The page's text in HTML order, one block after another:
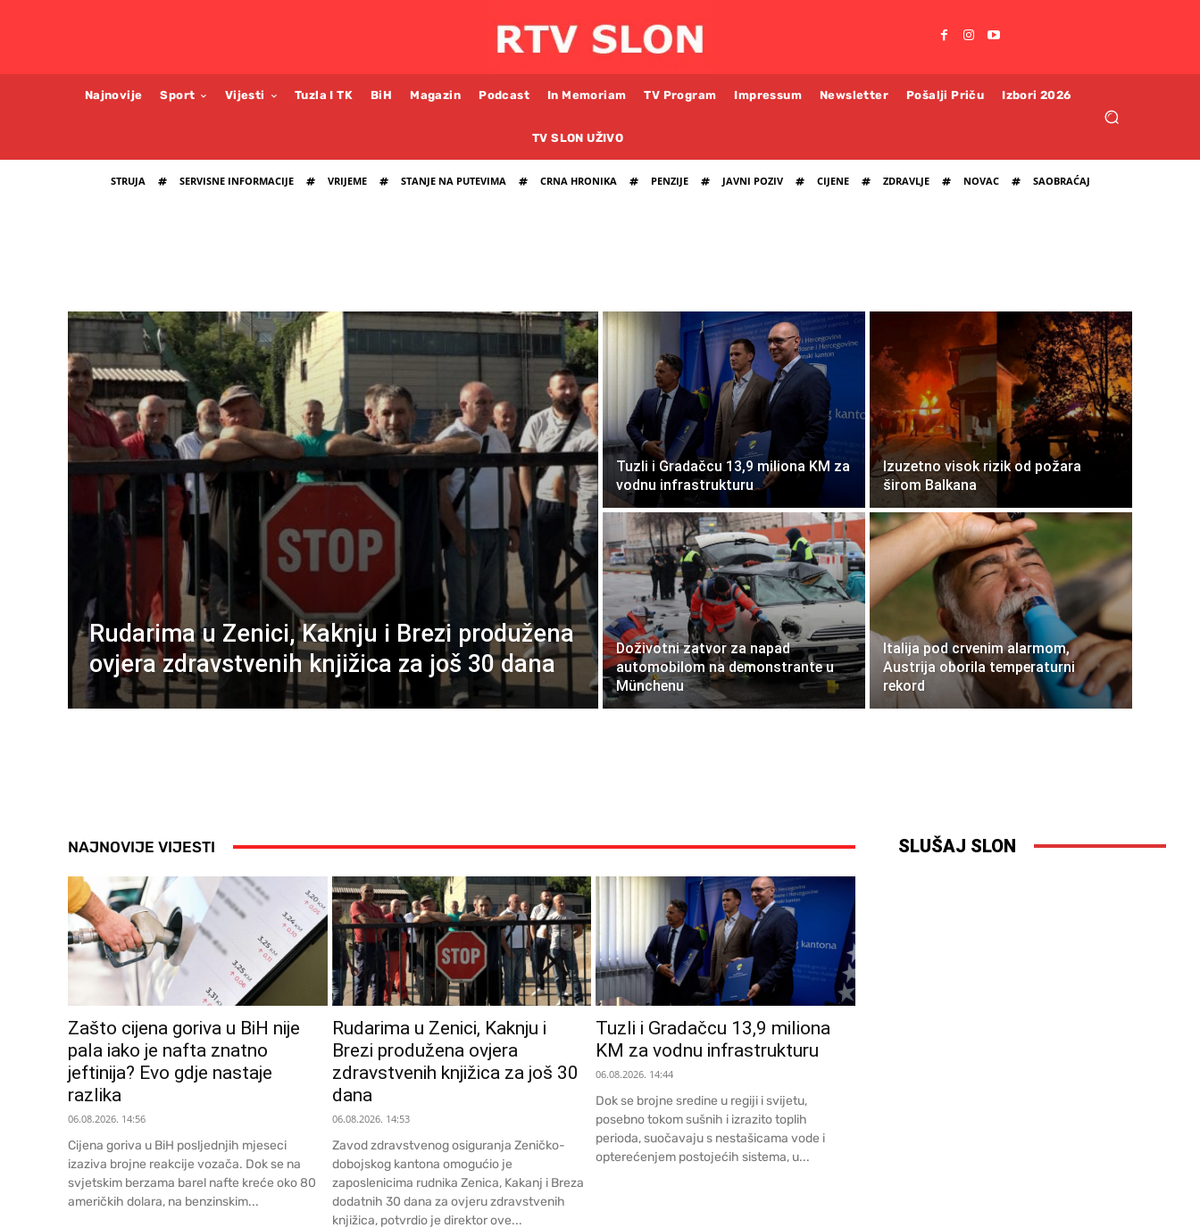
Najnovije Sport Vijesti Tuzla I TK BiH Magazin Podcast In Memoriam TV Program Impressum Newsletter Pošalji Priču Izbori 2026
TV SLON UŽIVO
STRUJA SERVISNE INFORMACIJE VRIJEME STANJE NA PUTEVIMA CRNA HRONIKA PENZIJE JAVNI POZIV CIJENE ZDRAVLJE NOVAC SAOBRAĆAJ
Rudarima u Zenici, Kaknju i Brezi produžena
ovjera zdravstvenih knjižica za još 30 dana
Tuzli i Gradačcu 13,9 miliona KM za
vodnu infrastrukturu
Izuzetno visok rizik od požara
širom Balkana
Doživotni zatvor za napad
automobilom na demonstrante u
Münchenu
Italija pod crvenim alarmom,
Austrija oborila temperaturni
rekord
NAJNOVIJE VIJESTI
Zašto cijena goriva u BiH nije
pala iako je nafta znatno
jeftinija? Evo gdje nastaje
razlika
06.08.2026. 14:56
Cijena goriva u BiH posljednjih mjeseci
izaziva brojne reakcije vozača. Dok se na
svjetskim berzama barel nafte kreće oko 80
američkih dolara, na benzinskim...
Rudarima u Zenici, Kaknju i
Brezi produžena ovjera
zdravstvenih knjižica za još 30
dana
06.08.2026. 14:53
Zavod zdravstvenog osiguranja Zeničko-
dobojskog kantona omogućio je
zaposlenicima rudnika Zenica, Kakanj i Breza
dodatnih 30 dana za ovjeru zdravstvenih
knjižica, potvrdio je direktor ove...
Tuzli i Gradačcu 13,9 miliona
KM za vodnu infrastrukturu
06.08.2026. 14:44
Dok se brojne sredine u regiji i svijetu,
posebno tokom sušnih i izrazito toplih
perioda, suočavaju s nestašicama vode i
opterećenjem postojećih sistema, u...
SLUŠAJ SLON